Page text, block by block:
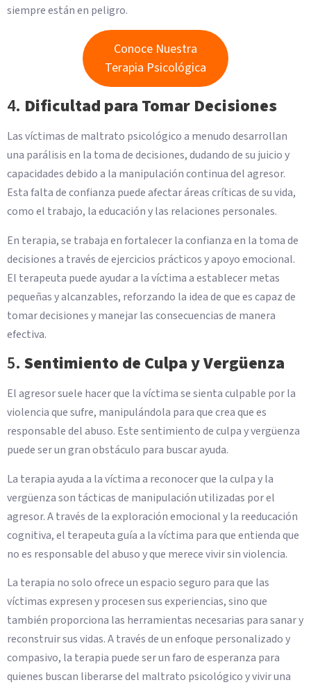
siempre están en peligro.
Conoce Nuestra
Terapia Psicológica
4. Dificultad para Tomar Decisiones
Las víctimas de maltrato psicológico a menudo desarrollan
una parálisis en la toma de decisiones, dudando de su juicio y
capacidades debido a la manipulación continua del agresor.
Esta falta de confianza puede afectar áreas críticas de su vida,
como el trabajo, la educación y las relaciones personales.
En terapia, se trabaja en fortalecer la confianza en la toma de
decisiones a través de ejercicios prácticos y apoyo emocional.
El terapeuta puede ayudar a la víctima a establecer metas
pequeñas y alcanzables, reforzando la idea de que es capaz de
tomar decisiones y manejar las consecuencias de manera
efectiva.
5. Sentimiento de Culpa y Vergüenza
El agresor suele hacer que la víctima se sienta culpable por la
violencia que sufre, manipulándola para que crea que es
responsable del abuso. Este sentimiento de culpa y vergüenza
puede ser un gran obstáculo para buscar ayuda.
La terapia ayuda a la víctima a reconocer que la culpa y la
vergüenza son tácticas de manipulación utilizadas por el
agresor. A través de la exploración emocional y la reeducación
cognitiva, el terapeuta guía a la víctima para que entienda que
no es responsable del abuso y que merece vivir sin violencia.
La terapia no solo ofrece un espacio seguro para que las
víctimas expresen y procesen sus experiencias, sino que
también proporciona las herramientas necesarias para sanar y
reconstruir sus vidas. A través de un enfoque personalizado y
compasivo, la terapia puede ser un faro de esperanza para
quienes buscan liberarse del maltrato psicológico y vivir una